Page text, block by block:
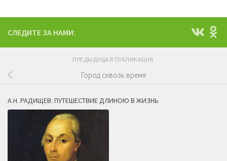
СЛЕДИТЕ ЗА НАМИ:
ПРЕДЫДУЩАЯ ПУБЛИКАЦИЯ
Город сквозь время
А.Н. РАДИЩЕВ: ПУТЕШЕСТВИЕ ДЛИНОЮ В ЖИЗНЬ